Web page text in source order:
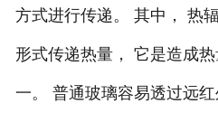
方式进行传递。 其中， 热
形式传递热量， 它是造成
一。 普通玻璃容易透过远红